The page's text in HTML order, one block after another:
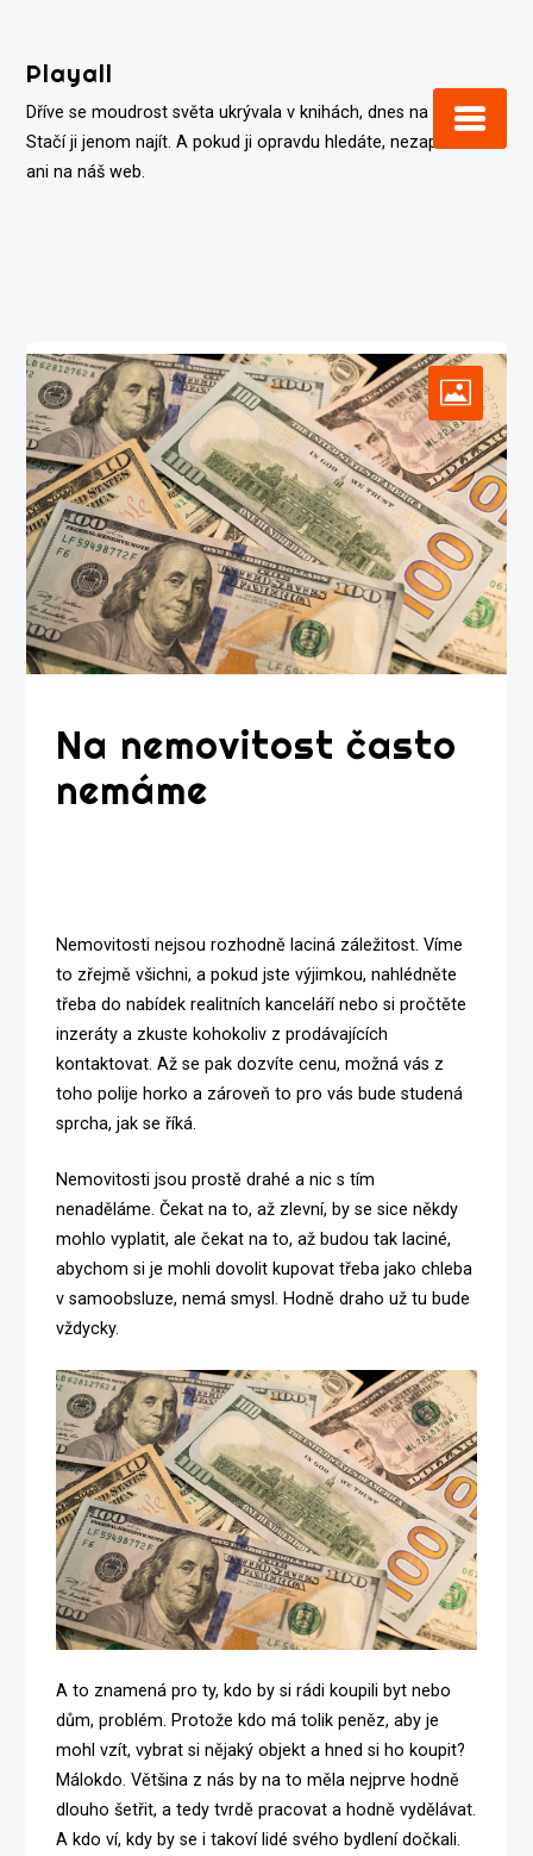
contentPlayall
Dříve se moudrost světa ukrývala v knihách, dnes na internetu.
Stačí ji jenom najít. A pokud ji opravdu hledáte, nezapomeňte
ani na náš web.
Na nemovitost často
nemáme
Nemovitosti nejsou rozhodně laciná záležitost. Víme
to zřejmě všichni, a pokud jste výjimkou, nahlédněte
třeba do nabídek realitních kanceláří nebo si pročtěte
inzeráty a zkuste kohokoliv z prodávajících
kontaktovat. Až se pak dozvíte cenu, možná vás z
toho polije horko a zároveň to pro vás bude studená
sprcha, jak se říká.
Nemovitosti jsou prostě drahé a nic s tím
nenaděláme. Čekat na to, až zlevní, by se sice někdy
mohlo vyplatit, ale čekat na to, až budou tak laciné,
abychom si je mohli dovolit kupovat třeba jako chleba
v samoobsluze, nemá smysl. Hodně draho už tu bude
vždycky.
A to znamená pro ty, kdo by si rádi koupili byt nebo
dům, problém. Protože kdo má tolik peněz, aby je
mohl vzít, vybrat si nějaký objekt a hned si ho koupit?
Málokdo. Většina z nás by na to měla nejprve hodně
dlouho šetřit, a tedy tvrdě pracovat a hodně vydělávat.
A kdo ví, kdy by se i takoví lidé svého bydlení dočkali.